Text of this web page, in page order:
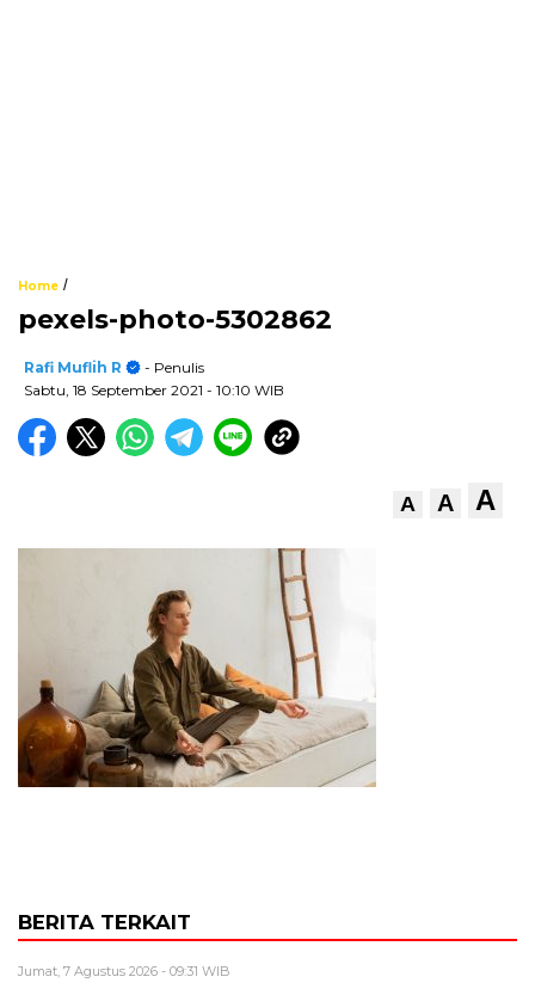
Home /
pexels-photo-5302862
Rafi Muflih R
- Penulis
Sabtu, 18 September 2021 - 10:10 WIB
A A A
BERITA TERKAIT
Jumat, 7 Agustus 2026 - 09:31 WIB